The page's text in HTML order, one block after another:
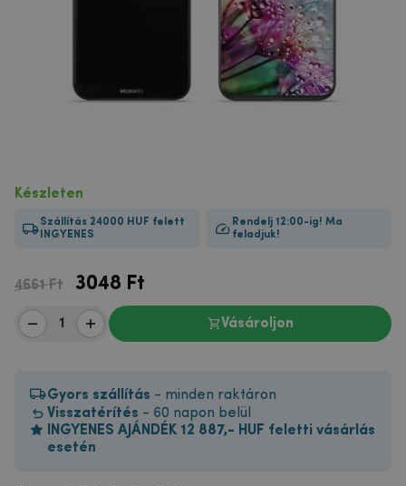
Készleten
Szállítás 24000 HUF felett
INGYENES
Rendelj 12:00-ig! Ma
feladjuk!
4661 Ft 3048 Ft
Vásároljon
Gyors szállítás - minden raktáron
Visszatérítés - 60 napon belül
INGYENES AJÁNDÉK 12 887,- HUF feletti vásárlás
esetén